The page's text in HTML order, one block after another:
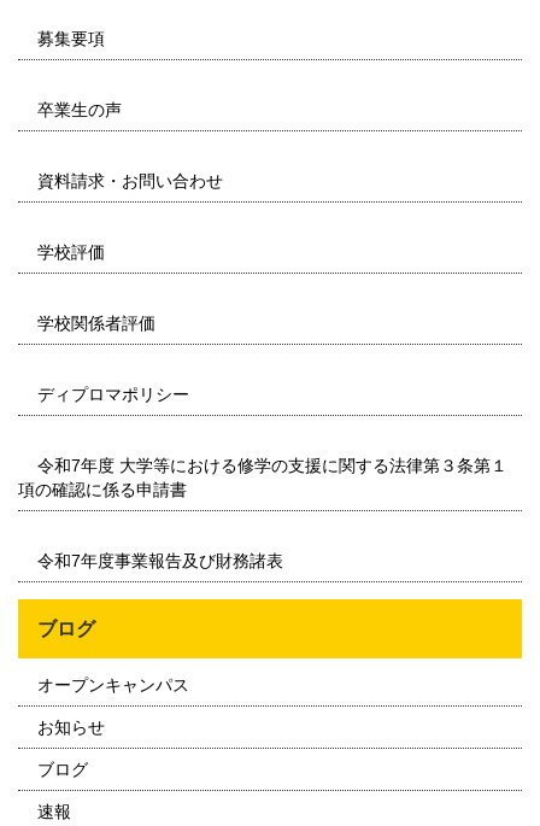
募集要項
卒業生の声
資料請求・お問い合わせ
学校評価
学校関係者評価
ディプロマポリシー
令和7年度 大学等における修学の支援に関する法律第３条第１
項の確認に係る申請書
令和7年度事業報告及び財務諸表
ブログ
オープンキャンパス
お知らせ
ブログ
速報